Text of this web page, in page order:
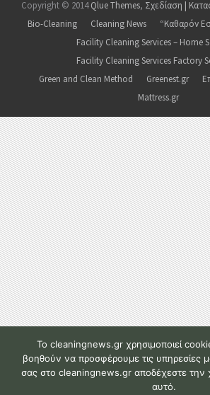
Copyright © 2014Qlue Themes, Σχεδίαση |
Bio-Cleaning
Cleaning News “Καθαρόν
Facility Cleaning Services – Home
Facility Cleaning Services Factory
Green and Clean Method
Greenest.gr
Mattress.gr
To cleaningnews.gr χρησιμοποιεί
βοηθούν να προσφέρουμε τις υπηρεσίες
σας στο cleaningnews.gr αποδέχεστε
αυτό.